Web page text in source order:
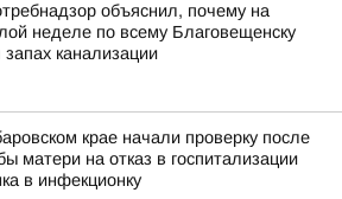
объяснил, почему на
неделе по всему Благовещенску
запах канализации
крае начали проверку после
матери на отказ в госпитализации
в инфекционку